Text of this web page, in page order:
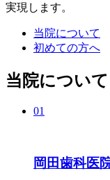
実現します。
当院について
初めての方へ
当院について
01
岡田歯科医